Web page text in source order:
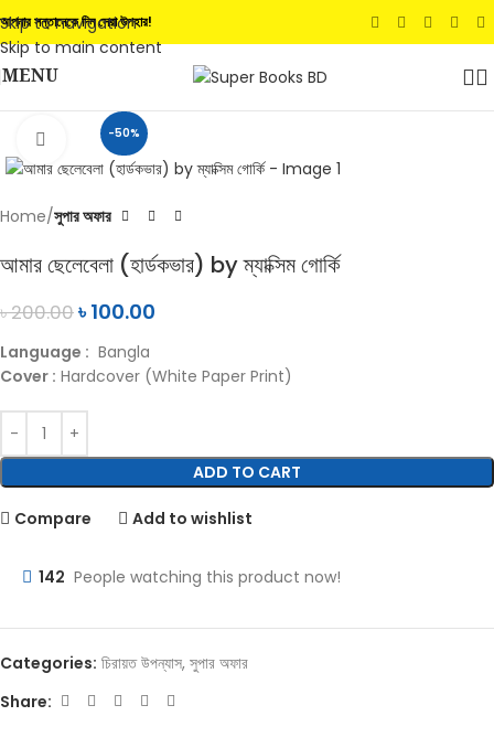
Skip to navigation
Skip to main content
আপনার সন্তানেকে দিন সেরা উপহার!
MENU
-50%
Click to enlarge
Home সুপার অফার
আমার ছেলেবেলা (হার্ডকভার) by ম্যাক্সিম গোর্কি
৳200.00৳100.00
Language : Bangla
Cover : Hardcover (White Paper Print)
ADD TO CART
Compare Add to wishlist
142 People watching this product now!
Categories: চিরায়ত উপন্যাস, সুপার অফার
Share: